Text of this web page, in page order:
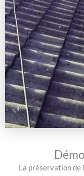
La préservation